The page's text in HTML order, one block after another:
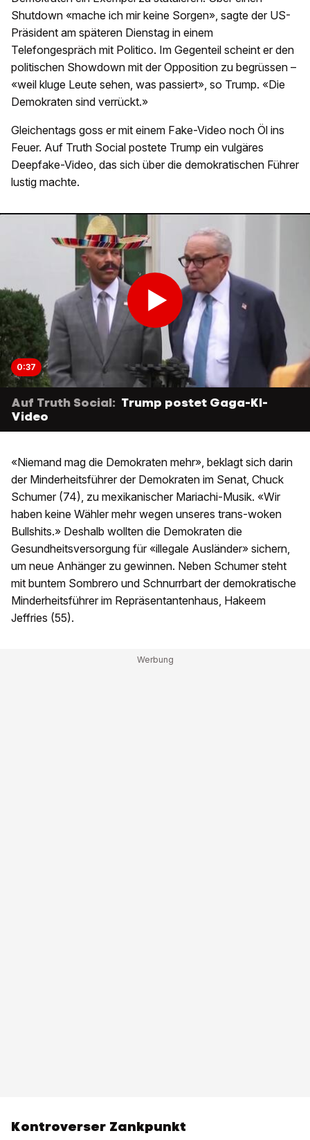
Shutdown «mache ich mir keine Sorgen», sagte der US-
Präsident am späteren Dienstag in einem
Telefongespräch mit Politico. Im Gegenteil scheint er den
politischen Showdown mit der Opposition zu begrüssen –
«weil kluge Leute sehen, was passiert», so Trump. «Die
Demokraten sind verrückt.»
Gleichentags goss er mit einem Fake-Video noch Öl ins
Feuer. Auf Truth Social postete Trump ein vulgäres
Deepfake-Video, das sich über die demokratischen Führer
lustig machte.
0:37
Auf Truth Social: Trump postet Gaga-KI-
Video
«Niemand mag die Demokraten mehr», beklagt sich darin
der Minderheitsführer der Demokraten im Senat, Chuck
Schumer (74), zu mexikanischer Mariachi-Musik. «Wir
haben keine Wähler mehr wegen unseres trans-woken
Bullshits.» Deshalb wollten die Demokraten die
Gesundheitsversorgung für «illegale Ausländer» sichern,
um neue Anhänger zu gewinnen. Neben Schumer steht
mit buntem Sombrero und Schnurrbart der demokratische
Minderheitsführer im Repräsentantenhaus, Hakeem
Jeffries (55).
Kontroverser Zankpunkt